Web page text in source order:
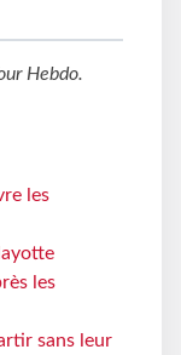
Hebdo.
les
les
sans leur